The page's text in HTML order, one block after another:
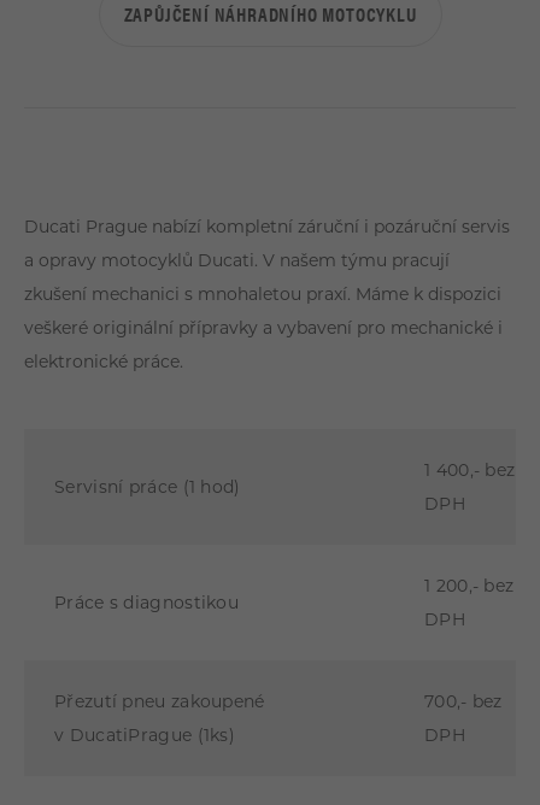
KONTAKTY
OFF-ROAD
E-MTB
ZAPŮJČENÍ NÁHRADNÍHO MOTOCYKLU
Ducati Prague nabízí kompletní záruční i pozáruční servis
a opravy motocyklů Ducati. V našem týmu pracují
zkušení mechanici s mnohaletou praxí. Máme k dispozici
veškeré originální přípravky a vybavení pro mechanické i
elektronické práce.
Servisní práce (1 hod)
1 400,- bez
DPH
Práce s diagnostikou
1 200,- bez
DPH
Přezutí pneu zakoupené
v DucatiPrague (1ks)
700,- bez
DPH